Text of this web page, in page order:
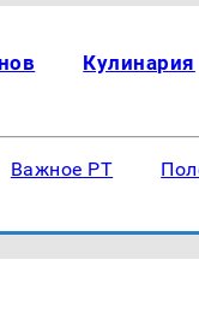
Кулинария
Важное РТ